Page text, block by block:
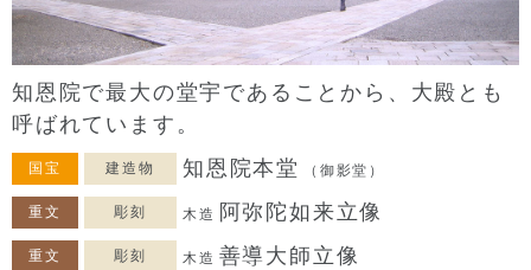
知恩院で最大の堂宇であることから、大殿とも
呼ばれています。
国宝 建造物 知恩院本堂 （御影堂）
重文 彫刻 木造 阿弥陀如来立像
重文 彫刻 木造 善導大師立像